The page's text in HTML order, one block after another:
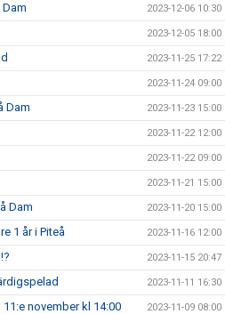
2023-12-06 10:30
2023-12-05 18:00
2023-11-25 17:22
2023-11-24 09:00
Dam 2023-11-23 15:00
2023-11-22 12:00
2023-11-22 09:00
2023-11-21 15:00
Dam 2023-11-20 15:00
1 år i Piteå 2023-11-16 12:00
2023-11-15 20:47
2023-11-11 16:30
november kl 14:00 2023-11-09 08:00